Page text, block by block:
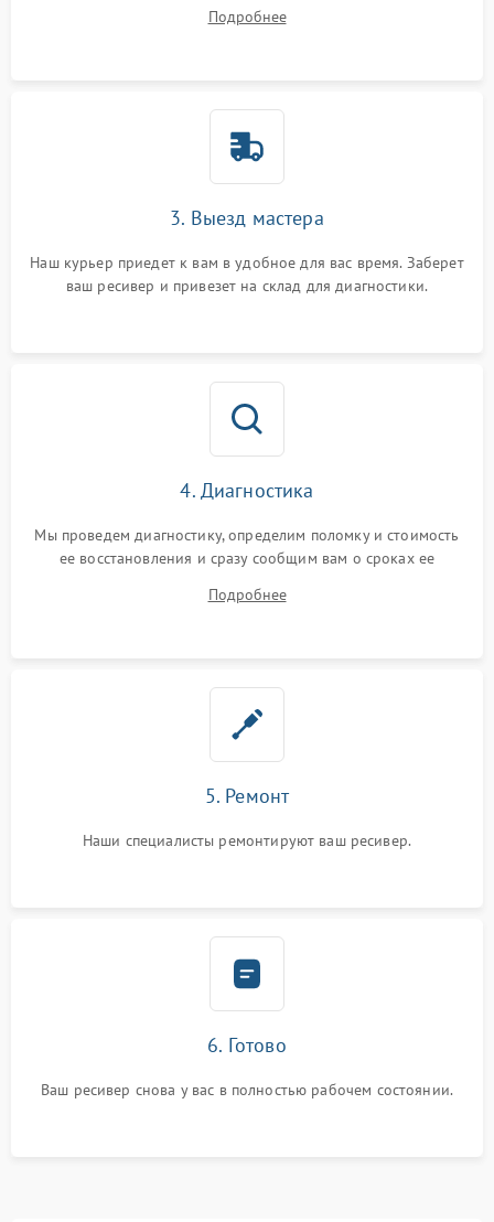
Подробнее
3. Выезд мастера
Наш курьер приедет к вам в удобное для вас время. Заберет
ваш ресивер и привезет на склад для диагностики.
4. Диагностика
Мы проведем диагностику, определим поломку и стоимость
ее восстановления и сразу сообщим вам о сроках ее
Подробнее
5. Ремонт
Наши специалисты ремонтируют ваш ресивер.
6. Готово
Ваш ресивер снова у вас в полностью рабочем состоянии.